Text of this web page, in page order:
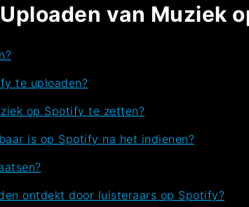
van Muziek
te uploaden?
op Spotify te zetten?
is op Spotify na het indienen?
ontdekt door luisteraars op Spotify?